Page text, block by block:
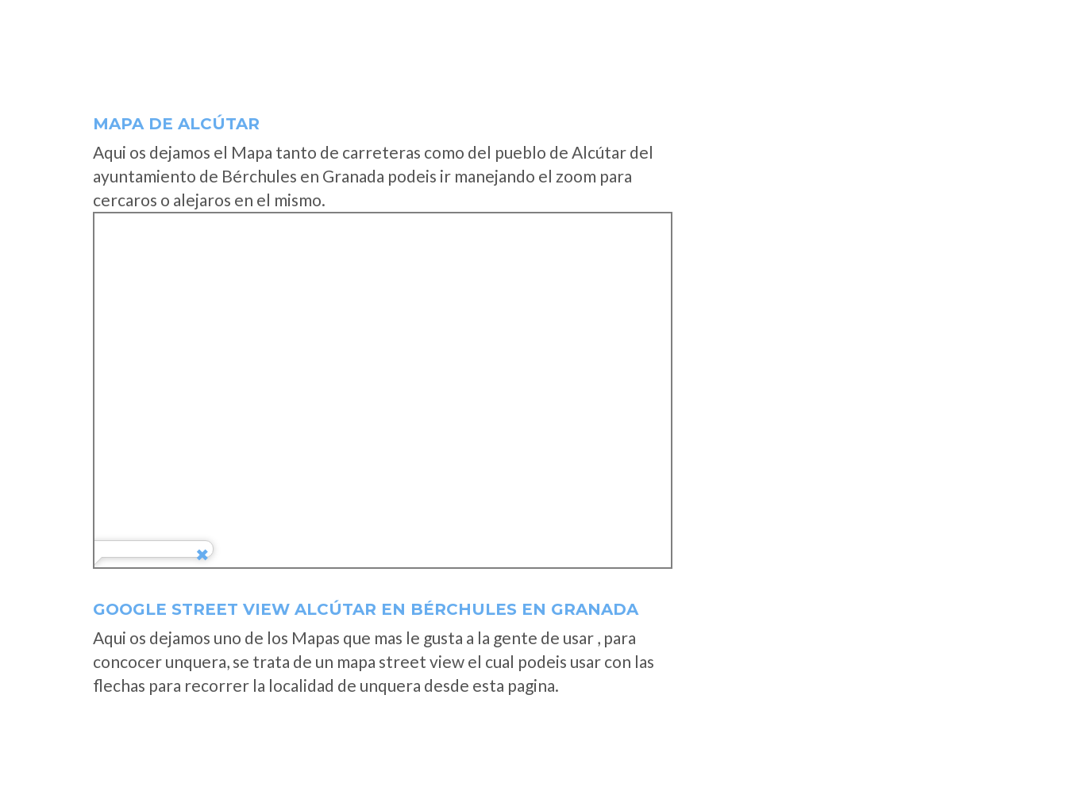
MAPA DE ALCÚTAR
Aqui os dejamos el Mapa tanto de carreteras como del pueblo de Alcútar del
ayuntamiento de Bérchules en Granada podeis ir manejando el zoom para
cercaros o alejaros en el mismo.
GOOGLE STREET VIEW ALCÚTAR EN BÉRCHULES EN GRANADA
Aqui os dejamos uno de los Mapas que mas le gusta a la gente de usar , para
concocer unquera, se trata de un mapa street view el cual podeis usar con las
flechas para recorrer la localidad de unquera desde esta pagina.